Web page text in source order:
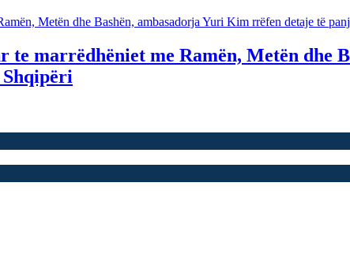
marrëdhëniet me Ramën, Metën dhe
Shqipëri